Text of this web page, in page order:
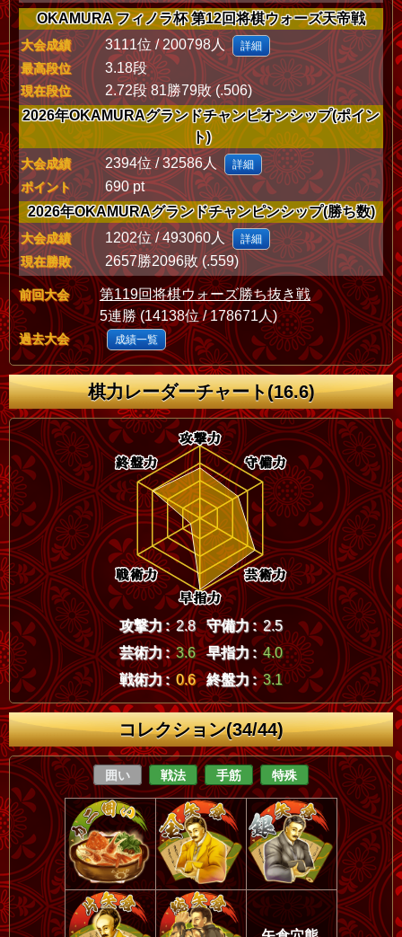
OKAMURA フィノラ杯 第12回将棋ウォーズ天帝戦
大会成績 3111位 / 200798人 詳細
最高段位 3.18段
現在段位
2.72段 81勝79敗 (.506)
2026年OKAMURAグランドチャンピオンシップ(ポイン
ト)
大会成績 2394位 / 32586人 詳細
ポイント
690 pt
2026年OKAMURAグランドチャンピンシップ(勝ち数)
大会成績 1202位 / 493060人 詳細
現在勝敗 2657勝2096敗 (.559)
前回大会
第119回将棋ウォーズ勝ち抜き戦
5連勝 (14138位 / 178671人)
過去大会 成績一覧
棋力レーダーチャート(16.6)
攻撃力 : 2.8 守備力 : 2.5
芸術力 : 3.6 早指力 : 4.0
戦術力 : 0.6 終盤力 : 3.1
コレクション(34/44)
囲い 戦法 手筋 特殊